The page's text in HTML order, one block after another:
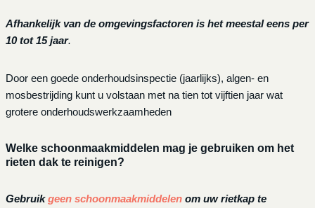
Afhankelijk van de omgevingsfactoren is het meestal eens per
10 tot 15 jaar.
Door een goede onderhoudsinspectie (jaarlijks), algen- en
mosbestrijding kunt u volstaan met na tien tot vijftien jaar wat
grotere onderhoudswerkzaamheden
Welke schoonmaakmiddelen mag je gebruiken om het
rieten dak te reinigen?
Gebruikgeen schoonmaakmiddelen om uw rietkap te